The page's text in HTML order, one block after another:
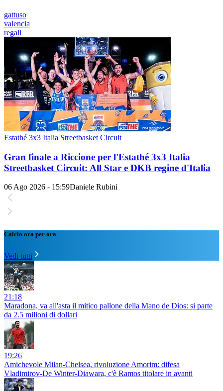
gattuso
valencia
regali
Estathé 3x3 Italia Streetbasket Circuit
Gran finale a Riccione per l'Estathé 3x3 Italia
Streetbasket Circuit: All Star e DKB regine d'Italia
06 Ago 2026 - 15:59Daniele Rubini
Calcio ora per ora
Vedi tutti
21:18
Maradona, va all'asta il mitico pallone della Mano de Dios: si parte
da 2.5 milioni di dollari
19:26
Amichevole Milan-Chelsea, rivoluzione Amorim: difesa
Vladimirov-De Winter-Diawara, c'è Ramos titolare in avanti